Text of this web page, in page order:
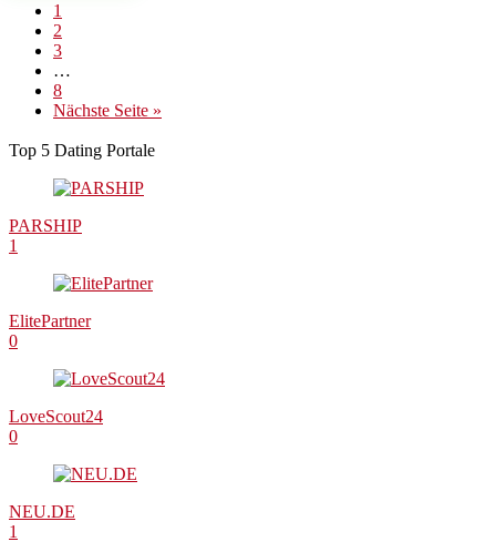
1
2
3
…
8
Nächste Seite »
Top 5 Dating Portale
PARSHIP
1
ElitePartner
0
LoveScout24
0
NEU.DE
1